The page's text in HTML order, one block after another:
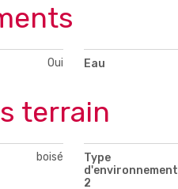
Oui Eau
terrain
boisé
Type
d'environnement
2